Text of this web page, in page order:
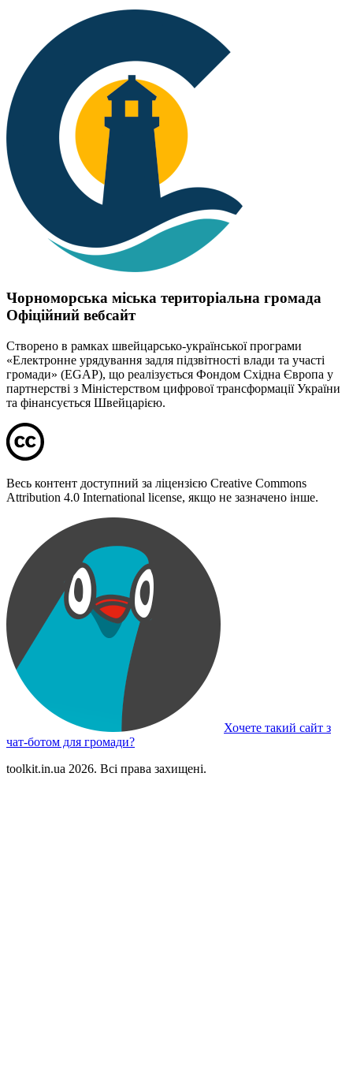
Чорноморська міська територіальна громада
Офіційний вебсайт
Створено в рамках швейцарсько-української програми
«Електронне урядування задля підзвітності влади та участі
громади» (EGAP), що реалізується Фондом Східна Європа у
партнерстві з Міністерством цифрової трансформації України
та фінансується Швейцарією.
Весь контент доступний за ліцензією Creative Commons
Attribution 4.0 International license, якщо не зазначено інше.
Хочете такий сайт з
чат-ботом для громади?
toolkit.in.ua 2026. Всі права захищені.